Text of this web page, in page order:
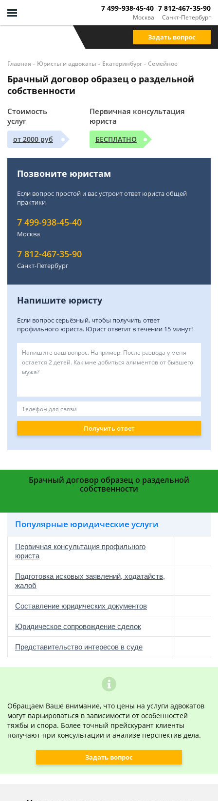
Москва
7 499-938-45-40
Санкт-Петербург
7 812-467-35-90
Задать вопрос
Главная - Юристы и адвокаты - Екатеринбург- Семейное
Брачный договор образец о раздельной
собственности
Стоимость
услуг
от 2000 руб
Первичная консультация
юриста
БЕСПЛАТНО
Позвоните юристам
Если вопрос простой и вас устроит ответ юриста общей
практики
7 499-938-45-40
Москва
7 812-467-35-90
Санкт-Петербург
Напишите юристу
Если вопрос серьёзный, чтобы получить ответ
профильного юриста. Юрист ответит в течении 15 минут!
Получить ответ
Брачный договор образец о раздельной
собственности
Популярные юридические услуги
Первичная консультация профильного
юриста
Подготовка исковых заявлений, ходатайств,
жалоб
Составление юридических документов
Юридическое сопровождение сделок
Представительство интересов в суде
Обращаем Ваше внимание, что цены на услуги адвокатов
могут варьироваться в зависимости от особенностей
тяжбы и спора. Более точный прейскурант клиенты
получают при консультации и анализе перспектив дела.
Задать вопрос